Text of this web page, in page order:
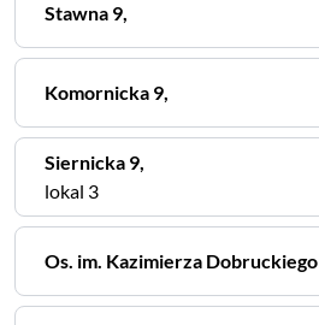
Stawna 9,
Komornicka 9,
Siernicka 9,
lokal 3
Os. im. Kazimierza Dobruckiego